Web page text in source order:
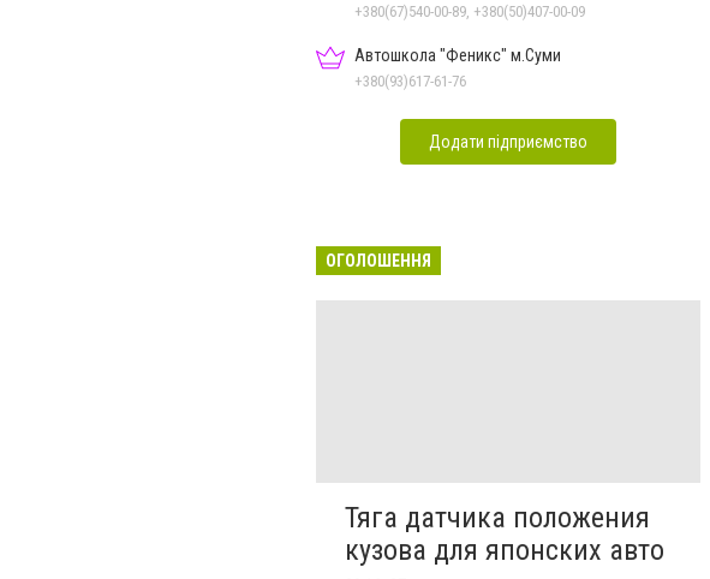
+380(67)540-00-89, +380(50)407-00-09
Автошкола "Феникс" м.Суми
+380(93)617-61-76
Додати підприємство
ОГОЛОШЕННЯ
Тяга датчика положения
кузова для японских авто